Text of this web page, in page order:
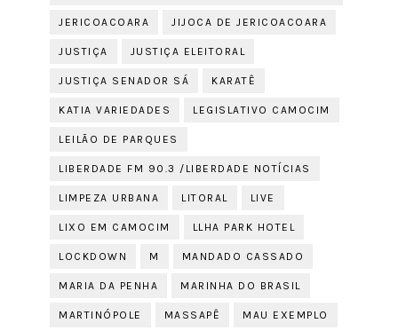
JERICOACOARA JIJOCA DE JERICOACOARA
JUSTIÇA JUSTIÇA ELEITORAL
JUSTIÇA SENADOR SÁ KARATÊ
KATIA VARIEDADES LEGISLATIVO CAMOCIM
LEILÃO DE PARQUES
LIBERDADE FM 90.3 /LIBERDADE NOTÍCIAS
LIMPEZA URBANA LITORAL LIVE
LIXO EM CAMOCIM LLHA PARK HOTEL
LOCKDOWN M MANDADO CASSADO
MARIA DA PENHA MARINHA DO BRASIL
MARTINÓPOLE MASSAPÊ MAU EXEMPLO